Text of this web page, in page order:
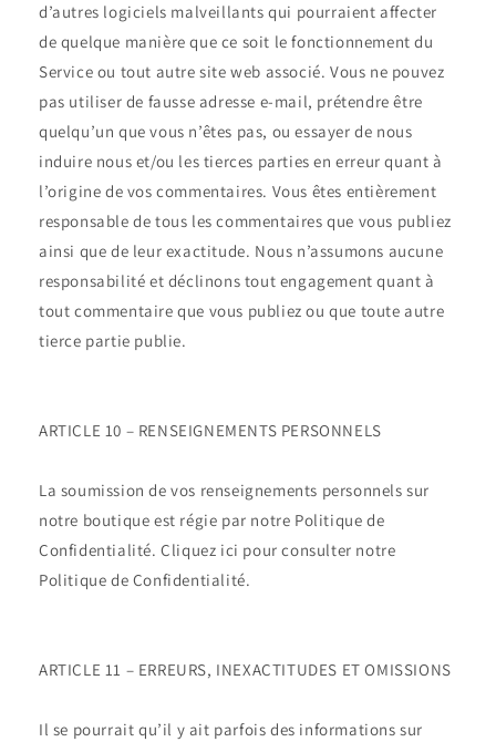
d’autres logiciels malveillants qui pourraient affecter
de quelque manière que ce soit le fonctionnement du
Service ou tout autre site web associé. Vous ne pouvez
pas utiliser de fausse adresse e-mail, prétendre être
quelqu’un que vous n’êtes pas, ou essayer de nous
induire nous et/ou les tierces parties en erreur quant à
l’origine de vos commentaires. Vous êtes entièrement
responsable de tous les commentaires que vous publiez
ainsi que de leur exactitude. Nous n’assumons aucune
responsabilité et déclinons tout engagement quant à
tout commentaire que vous publiez ou que toute autre
tierce partie publie.
ARTICLE 10 – RENSEIGNEMENTS PERSONNELS
La soumission de vos renseignements personnels sur
notre boutique est régie par notre Politique de
Confidentialité. Cliquez ici pour consulter notre
Politique de Confidentialité.
ARTICLE 11 – ERREURS, INEXACTITUDES ET OMISSIONS
Il se pourrait qu’il y ait parfois des informations sur